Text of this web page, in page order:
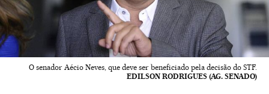
O senador Aécio Neves, que deve ser beneficiado pela decisão do STF.
EDILSON RODRIGUES (AG. SENADO)